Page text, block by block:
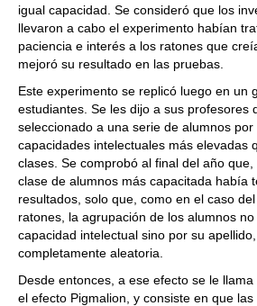
igual capacidad. Se consideró que los
llevaron a cabo el experimento habían
paciencia e interés a los ratones que
mejoró su resultado en las pruebas.
Este experimento se replicó luego en un
estudiantes. Se les dijo a sus profesores
seleccionado a una serie de alumnos
capacidades intelectuales más elevadas
clases. Se comprobó al final del año
clase de alumnos más capacitada había
resultados, solo que, como en el caso
ratones, la agrupación de los alumnos
capacidad intelectual sino por su
completamente aleatoria.
Desde entonces, a ese efecto se le
el efecto Pigmalion, y consiste en que